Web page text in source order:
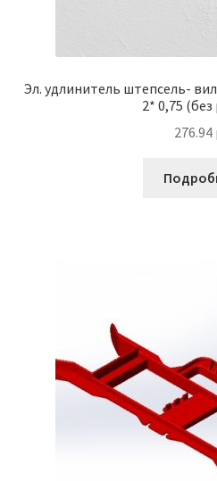
Эл. удлинитель штепсель-
2* 0,75
276.94